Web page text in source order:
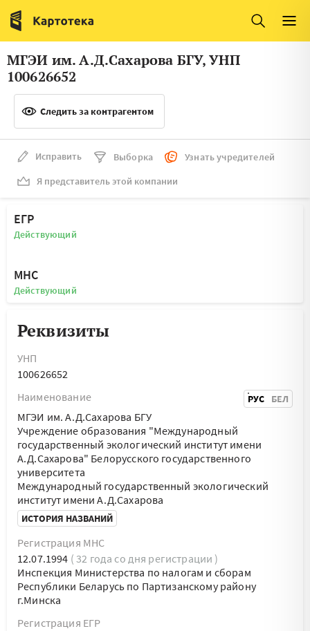
Италия
Люксембург
Литва
Латвия
Словения
Франция
Финляндия
Швеция
Мальта
МГЭИ им. А.Д.Сахарова БГУ, УНП
100626652
Следить за контрагентом
Исправить Выборка
Узнать учредителей
Я представитель этой компании
ЕГР
Действующий
МНС
Действующий
Реквизиты
УНП
100626652
Наименование
РУС БЕЛ
МГЭИ им. А.Д.Сахарова БГУ
Учреждение образования "Международный
государственный экологический институт имени
А.Д.Сахарова" Белорусского государственного
университета
Международный государственный экологический
институт имени А.Д.Сахарова
ИСТОРИЯ НАЗВАНИЙ
Регистрация МНС
12.07.1994 ( 32 года со дня регистрации )
Инспекция Министерства по налогам и сборам
Республики Беларусь по Партизанскому району
г.Минска
Регистрация ЕГР